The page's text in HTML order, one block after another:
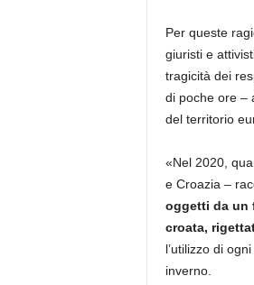
Per queste
giuristi e
tragicità dei
di poche ore –
del territorio
«Nel 2020,
e Croazia –
oggetti da un
croata,
l’utilizzo di
inverno.